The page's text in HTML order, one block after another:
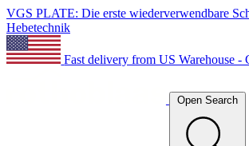
VGS PLATE: Die erste wiederverwendbare
Hebetechnik
Fast delivery from US Warehouse -
Open Search